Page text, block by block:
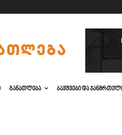
ᲒᲐᲜᲐᲗᲚᲔᲑᲐ ᲑᲐᲕᲨᲕᲔᲑᲘ ᲓᲐ